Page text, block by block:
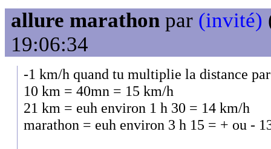
allure marathon par (invité)
19:06:34
-1 km/h quand tu multiplie la distance
10 km = 40mn = 15 km/h
21 km = euh environ 1 h 30 = 14 km/h
marathon = euh environ 3 h 15 = + ou -